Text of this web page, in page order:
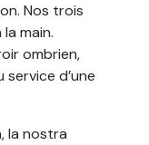
Nos trois
main.
ombrien,
d’une
la nostra